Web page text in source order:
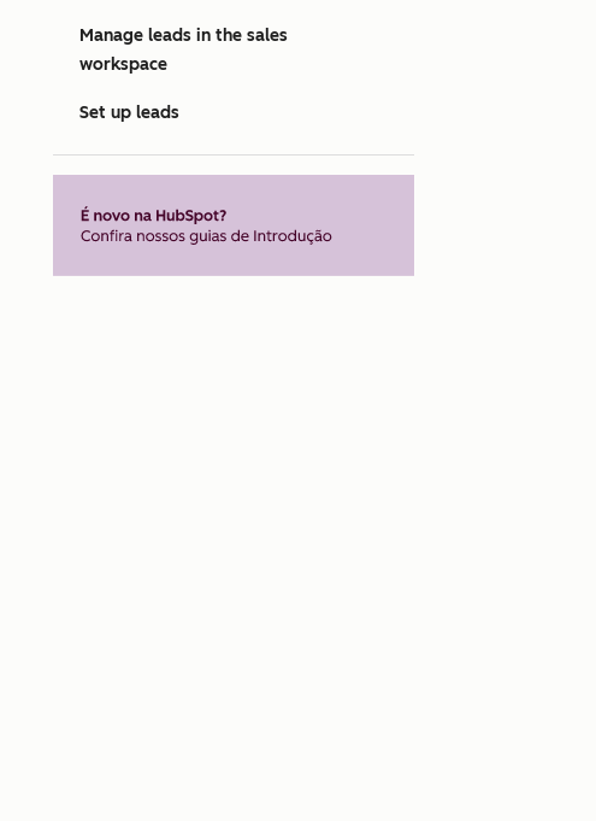
Manage leads in the sales
workspace
Set up leads